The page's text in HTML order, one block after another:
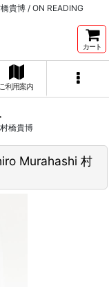
貴博 / ON READING
カート
ご利用案内
橋貴博
Murahashi 村